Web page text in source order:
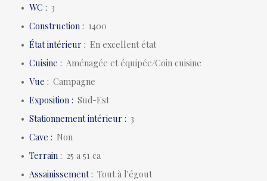
WC : 3
Construction : 1400
État intérieur : En excellent état
Cuisine : Aménagée et équipée/Coin cuisine
Vue : Campagne
Exposition : Sud-Est
Stationnement intérieur : 3
Cave : Non
Terrain : 25 a 51 ca
Assainissement: Tout à l'égout